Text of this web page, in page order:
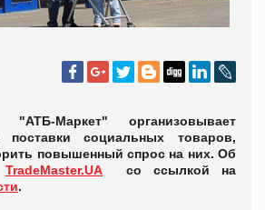
"АТБ-Маркет" организовывает
поставки социальных товаров,
повышенный спрос на них. Об
TradeMaster.UA со ссылкой на
.